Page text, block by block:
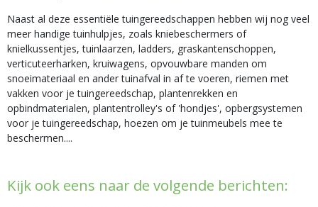
Naast al deze essentiële tuingereedschappen hebben wij nog veel
meer handige tuinhulpjes, zoals kniebeschermers of
knielkussentjes, tuinlaarzen, ladders, graskantenschoppen,
verticuteerharken, kruiwagens, opvouwbare manden om
snoeimateriaal en ander tuinafval in af te voeren, riemen met
vakken voor je tuingereedschap, plantenrekken en
opbindmaterialen, plantentrolley's of 'hondjes', opbergsystemen
voor je tuingereedschap, hoezen om je tuinmeubels mee te
beschermen....
Kijk ook eens naar de volgende berichten: